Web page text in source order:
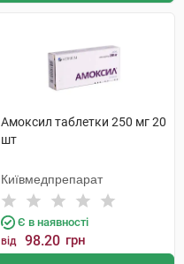
Амоксил таблетки 250 мг 20
шт
Київмедпрепарат
Є в наявності
від 98.20 грн